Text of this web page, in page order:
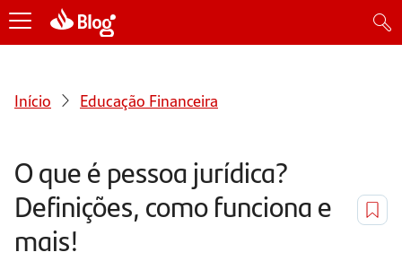
Início Educação Financeira
O que é pessoa jurídica?
Definições, como funciona e
mais!